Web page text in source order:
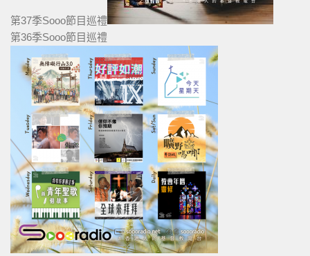
第37季Sooo節目巡禮
第36季Sooo節目巡禮